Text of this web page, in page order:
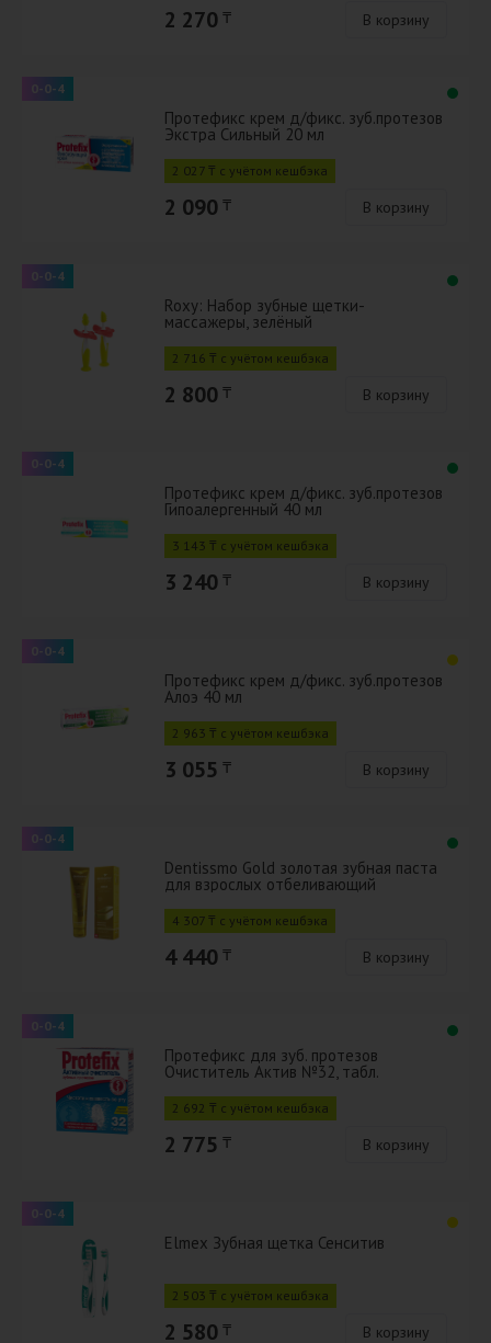
2 270 ₸ В корзину
0-0-4
Протефикс крем д/фикс. зуб.протезов
Экстра Сильный 20 мл
2 027 ₸ с учётом кешбэка
2 090 ₸ В корзину
0-0-4
Roxy: Набор зубные щетки-
массажеры, зелёный
2 716 ₸ с учётом кешбэка
2 800 ₸ В корзину
0-0-4
Протефикс крем д/фикс. зуб.протезов
Гипоалергенный 40 мл
3 143 ₸ с учётом кешбэка
3 240 ₸ В корзину
0-0-4
Протефикс крем д/фикс. зуб.протезов
Алоэ 40 мл
2 963 ₸ с учётом кешбэка
3 055 ₸ В корзину
0-0-4
Dentissmo Gold золотая зубная паста
для взрослых отбеливающий
4 307 ₸ с учётом кешбэка
4 440 ₸ В корзину
0-0-4
Протефикс для зуб. протезов
Очиститель Актив №32, табл.
2 692 ₸ с учётом кешбэка
2 775 ₸ В корзину
0-0-4
Elmex Зубная щетка Сенситив
2 503 ₸ с учётом кешбэка
2 580 ₸ В корзину